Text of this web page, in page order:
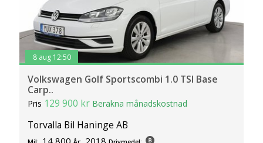
8 aug 12:50
Volkswagen Golf Sportscombi 1.0 TSI Base
Carp..
Pris 129 900 kr Beräkna månadskostnad
Torvalla Bil Haninge AB
14 800 2018